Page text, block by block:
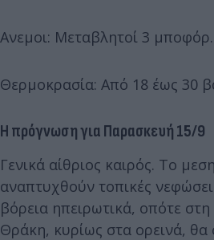
Ανεμοι: Μεταβλητοί 3 μποφόρ.
Θερμοκρασία: Από 18 έως 30
Η πρόγνωση για Παρασκευή 15/9
Γενικά αίθριος καιρός. Το
αναπτυχθούν τοπικές
βόρεια ηπειρωτικά, οπότε
Θράκη, κυρίως στα ορεινά, θα